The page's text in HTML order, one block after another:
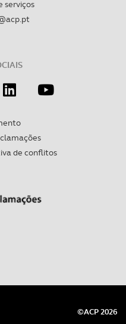
serviços
de conflitos
©ACP 2026